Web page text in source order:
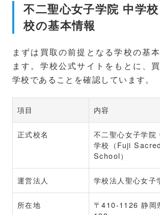
不二聖心女子学院 中学
校の基本情報
まずは買取の前提となる学校の基
ます。学校公式サイトをもとに、
学校であることを確認しています。
項目 内容
正式校名
不二聖心女子学院
学校（Fuji
School）
運営法人 学校法人聖心女子
所在地
〒410-1126 静岡